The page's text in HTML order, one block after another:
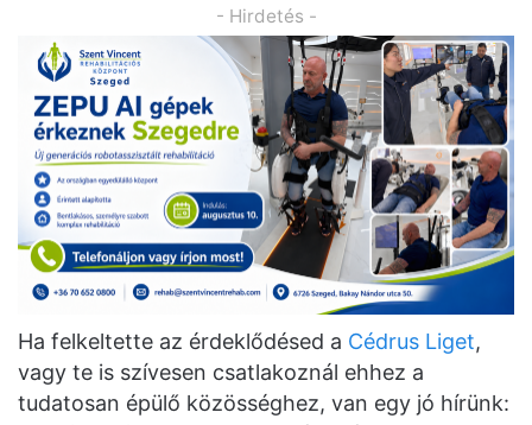
- Hirdetés -
Ha felkeltette az érdeklődésed a Cédrus Liget,
vagy te is szívesen csatlakoznál ehhez a
tudatosan épülő közösséghez, van egy jó hírünk: